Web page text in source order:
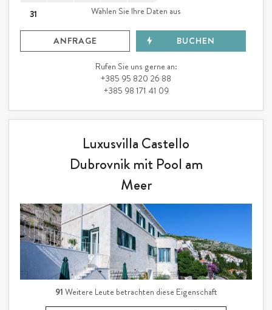
31
Wählen Sie Ihre Daten aus
ANFRAGE BUCHEN
Rufen Sie uns gerne an:
+385 95 820 26 88
+385 98 171 41 09
Luxusvilla Castello
Dubrovnik mit Pool am
Meer
91 Weitere Leute betrachten diese Eigenschaft